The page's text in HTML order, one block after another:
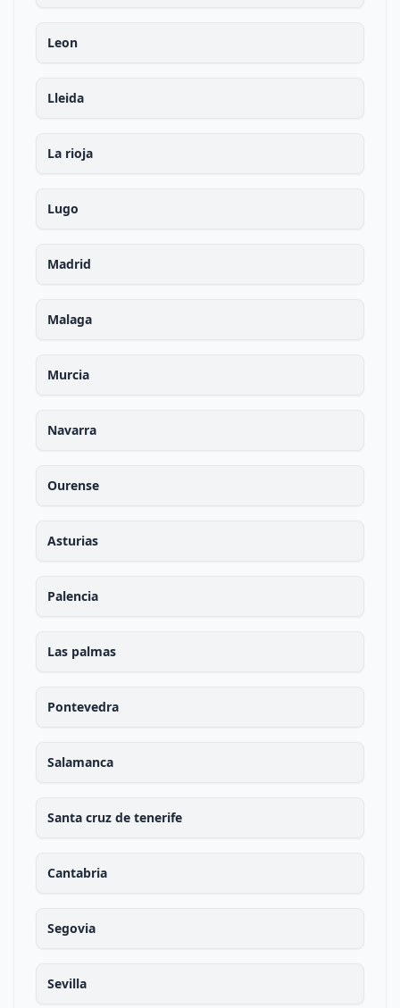
Leon
Lleida
La rioja
Lugo
Madrid
Malaga
Murcia
Navarra
Ourense
Asturias
Palencia
Las palmas
Pontevedra
Salamanca
Santa cruz de tenerife
Cantabria
Segovia
Sevilla